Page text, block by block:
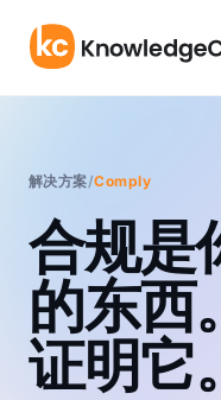
解决方案/Comply
合规是
的东西
证明它。